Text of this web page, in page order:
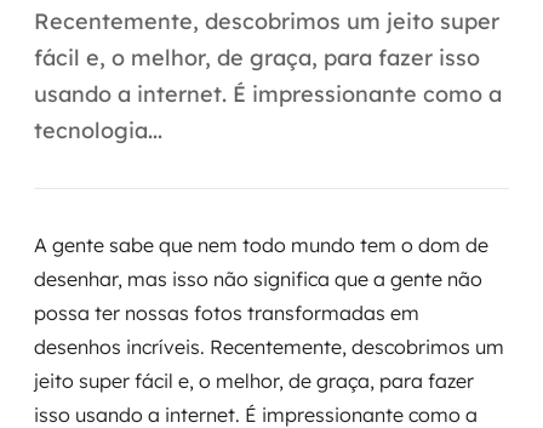
Transformar dados em decisão
Data Analytics
Data Platforms
Business Intelligence
Data Lakes & Warehouses
Governança de dados
Recentemente, descobrimos um jeito super
fácil e, o melhor, de graça, para fazer isso
usando a internet. É impressionante como a
tecnologia...
A gente sabe que nem todo mundo tem o dom de
desenhar, mas isso não significa que a gente não
possa ter nossas fotos transformadas em
desenhos incríveis. Recentemente, descobrimos um
jeito super fácil e, o melhor, de graça, para fazer
isso usando a internet. É impressionante como a